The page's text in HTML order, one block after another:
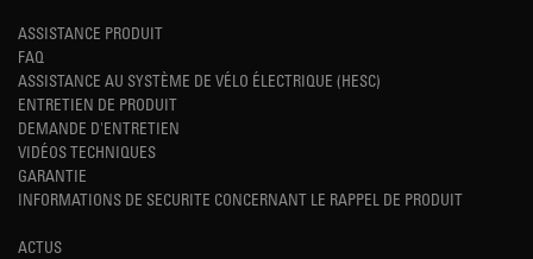
ASSISTANCE PRODUIT
FAQ
ASSISTANCE AU SYSTÈME DE VÉLO ÉLECTRIQUE (HESC)
ENTRETIEN DE PRODUIT
DEMANDE D'ENTRETIEN
VIDÉOS TECHNIQUES
GARANTIE
INFORMATIONS DE SECURITE CONCERNANT LE RAPPEL DE PRODUIT
ACTUS